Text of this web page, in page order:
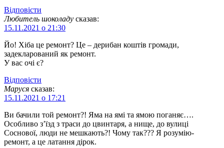
Відповіcти
Любитель шоколаду сказав:
15.11.2021 о 21:30
Йо! Хіба це ремонт? Це – дерибан коштів громади,
задекларований як ремонт.
У вас очі є?
Відповіcти
Маруся сказав:
15.11.2021 о 17:21
Ви бачили той ремонт?! Яма на ямі та ямою поганяє….
Особливо з’їзд з траси до цвинтаря, а нище, до вулиці
Соснової, люди не мешкають?! Чому так??? Я розумію-
ремонт, а це латання дірок.